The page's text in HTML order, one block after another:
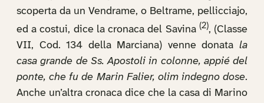
scoperta da un Vendrame, o Beltrame, pellicciajo,
ed a costui, dice la cronaca del Savina (2), (Classe
VII, Cod. 134 della Marciana) venne donata la
casa grande de Ss. Apostoli in colonne, appié del
ponte, che fu de Marin Falier, olim indegno dose.
Anche un’altra cronaca dice che la casa di Marino